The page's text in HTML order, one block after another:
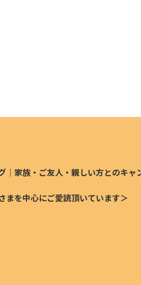
｜家族・ご友人・親しい方とのキ
まを中心にご愛読頂いています＞